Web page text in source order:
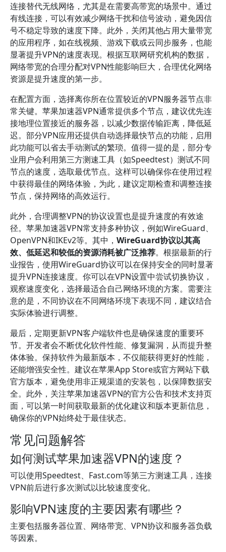
连接替代无线网络，尤其是在需要高带宽的场景中。通过
有线连接，可以有效减少网络干扰和信号波动，避免因信
号不稳定导致的速度下降。此外，关闭其他占用大量带宽
的应用程序，如在线视频、游戏下载或云同步服务，也能
显著提升VPN的速度表现。根据互联网研究机构的数据，
网络带宽的合理分配对VPN性能影响巨大，合理优化网络
资源是提升速度的第一步。
在配置方面，选择离你所在位置较近的VPN服务器节点非
常关键。苹果加速器VPN通常提供多个节点，建议优先连
接地理位置接近的服务器，以减少数据传输距离，降低延
迟。部分VPN应用还提供自动选择最快节点的功能，启用
此功能可以省去手动测试的繁琐。值得一提的是，部分专
业用户会利用第三方测速工具（如Speedtest）测试不同
节点的速度，选取最优节点。这样可以确保你在使用过程
中获得最佳的网络体验，为此，建议定期检查和调整连接
节点，保持网络的高效运行。
此外，合理调整VPN的协议设置也是提升速度的有效途
径。苹果加速器VPN常支持多种协议，例如WireGuard、
OpenVPN和IKEv2等。其中， WireGuard协议以其高
效、低延迟和较低的资源消耗被广泛推荐。根据最新的行
业报告，使用WireGuard协议可以在保持安全的同时显著
提升VPN连接速度。你可以在VPN设置中尝试切换协议，
观察速度变化，选择最适合自己网络环境的方案。需要注
意的是，不同协议在不同网络环境下表现不同，建议结合
实际体验进行调整。
最后，定期更新VPN客户端软件也是确保速度的重要环
节。开发者会不断优化软件性能、修复漏洞，从而提升整
体体验。保持软件为最新版本，不仅能获得更好的性能，
还能增强安全性。建议在苹果App Store或官方网站下载
官方版本，避免使用非正规渠道的安装包，以保障数据安
全。此外，关注苹果加速器VPN的官方公告和技术支持页
面，可以第一时间获取最新的优化建议和版本更新信息，
确保你的VPN始终处于最佳状态。
常见问题解答
如何测试苹果加速器VPN的速度？
可以使用Speedtest、Fast.com等第三方测速工具，连接
VPN前后进行多次测试以比较速度变化。
影响VPN速度的主要因素有哪些？
主要包括服务器位置、网络带宽、VPN协议和服务器负载
等因素。